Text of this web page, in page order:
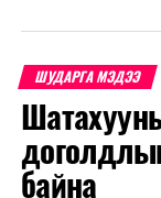
ШУДАРГА МЭДЭЭ
байна